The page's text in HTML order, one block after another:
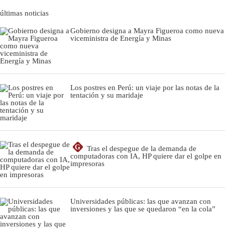
últimas noticias
Gobierno designa a Mayra Figueroa como nueva
viceministra de Energía y Minas
Los postres en Perú: un viaje por las notas de la
tentación y su maridaje
G
Tras el despegue de la demanda de
computadoras con IA, HP quiere dar el golpe en
impresoras
Universidades públicas: las que avanzan con
inversiones y las que se quedaron “en la cola”